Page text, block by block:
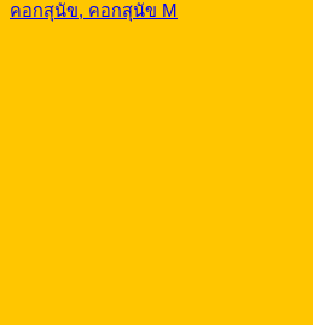
คอกสุนัข, คอกสุนัข M